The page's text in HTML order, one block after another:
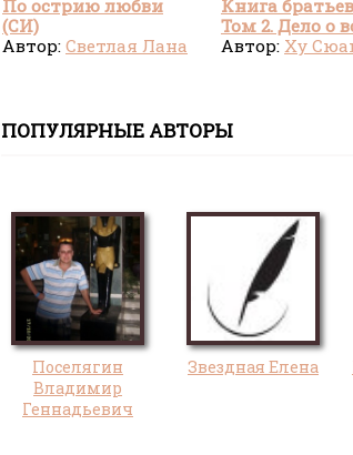
По острию любви
(СИ)
Автор: Светлая Лана
Книга
Том 2. Дело о
призраках
Автор: Ху
ПОПУЛЯРНЫЕ АВТОРЫ
Поселягин
Владимир
Геннадьевич
Звездная Елена